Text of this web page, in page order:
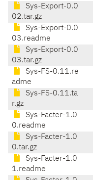
Sys-Export-0.0
02.tar.gz
Sys-Export-0.0
03.readme
Sys-Export-0.0
03.tar.gz
Sys-FS-0.11.re
adme
Sys-FS-0.11.ta
r.gz
Sys-Facter-1.0
0.readme
Sys-Facter-1.0
0.tar.gz
Sys-Facter-1.0
1.readme